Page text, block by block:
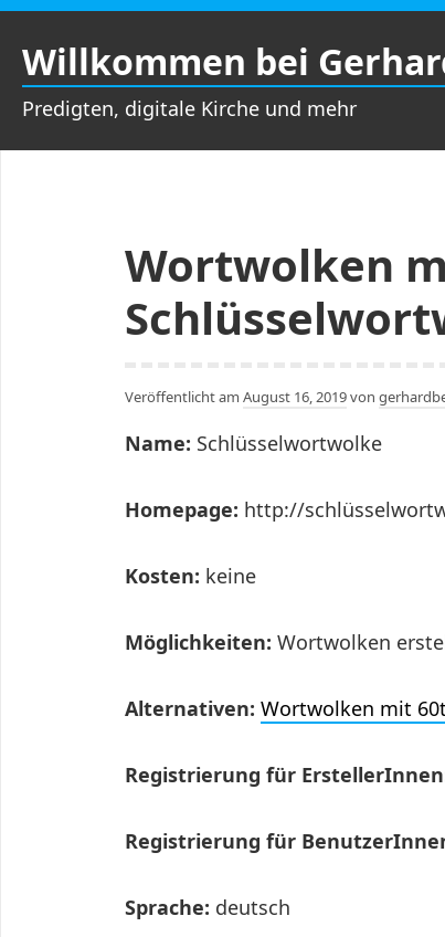
Zum
Inhalt
springen
Willkommen bei
Predigten, digitale Kirche und mehr
Wortwolken
Veröffentlicht am August 16, 2019von
Name: Schlüsselwortwolke
Homepage: http://
Kosten: keine
Möglichkeiten: Wortwolken
Alternativen: Wortwolken mit
Registrierung für
Registrierung für
Sprache: deutsch